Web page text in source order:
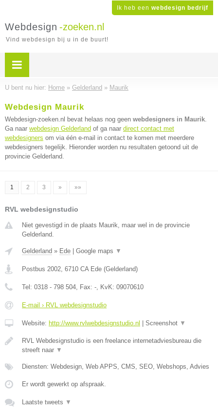
Ik heb een webdesign bedrijf
Webdesign -zoeken.nl
Vind webdesign bij u in de buurt!
U bent nu hier: Home » Gelderland » Maurik
Webdesign Maurik
Webdesign-zoeken.nl bevat helaas nog geen webdesigners in Maurik.
Ga naar webdesign Gelderland of ga naar direct contact met
webdesigners om via één e-mail in contact te komen met meerdere
webdesigners tegelijk. Hieronder worden nu resultaten getoond uit de
provincie Gelderland.
1 2 3 » »»
RVL webdesignstudio
Niet gevestigd in de plaats Maurik, maar wel in de provincie
Gelderland.
Gelderland » Ede Google maps ▼
Postbus 2002, 6710 CA Ede (Gelderland)
Tel: 0318 - 798 504, Fax: -, KvK: 09070610
E-mail › RVL webdesignstudio
Website: http://www.rvlwebdesignstudio.nl Screenshot ▼
RVL Webdesignstudio is een freelance internetadviesbureau die
streeft naar ▼
Diensten: Webdesign, Web APPS, CMS, SEO, Webshops, Advies
Er wordt gewerkt op afspraak.
Laatste tweets ▼